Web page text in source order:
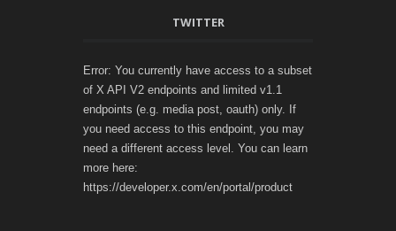
TWITTER
Error: You currently have access to a subset
of X API V2 endpoints and limited v1.1
endpoints (e.g. media post, oauth) only. If
you need access to this endpoint, you may
need a different access level. You can learn
more here:
https://developer.x.com/en/portal/product